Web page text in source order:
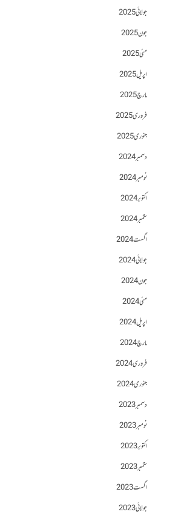
جولائی 2025
جون 2025
مئی 2025
اپریل 2025
مارچ 2025
فروری 2025
جنوری 2025
دسمبر 2024
نومبر 2024
اکتوبر 2024
ستمبر 2024
اگست 2024
جولائی 2024
جون 2024
مئی 2024
اپریل 2024
مارچ 2024
فروری 2024
جنوری 2024
دسمبر 2023
نومبر 2023
اکتوبر 2023
ستمبر 2023
اگست 2023
جولائی 2023